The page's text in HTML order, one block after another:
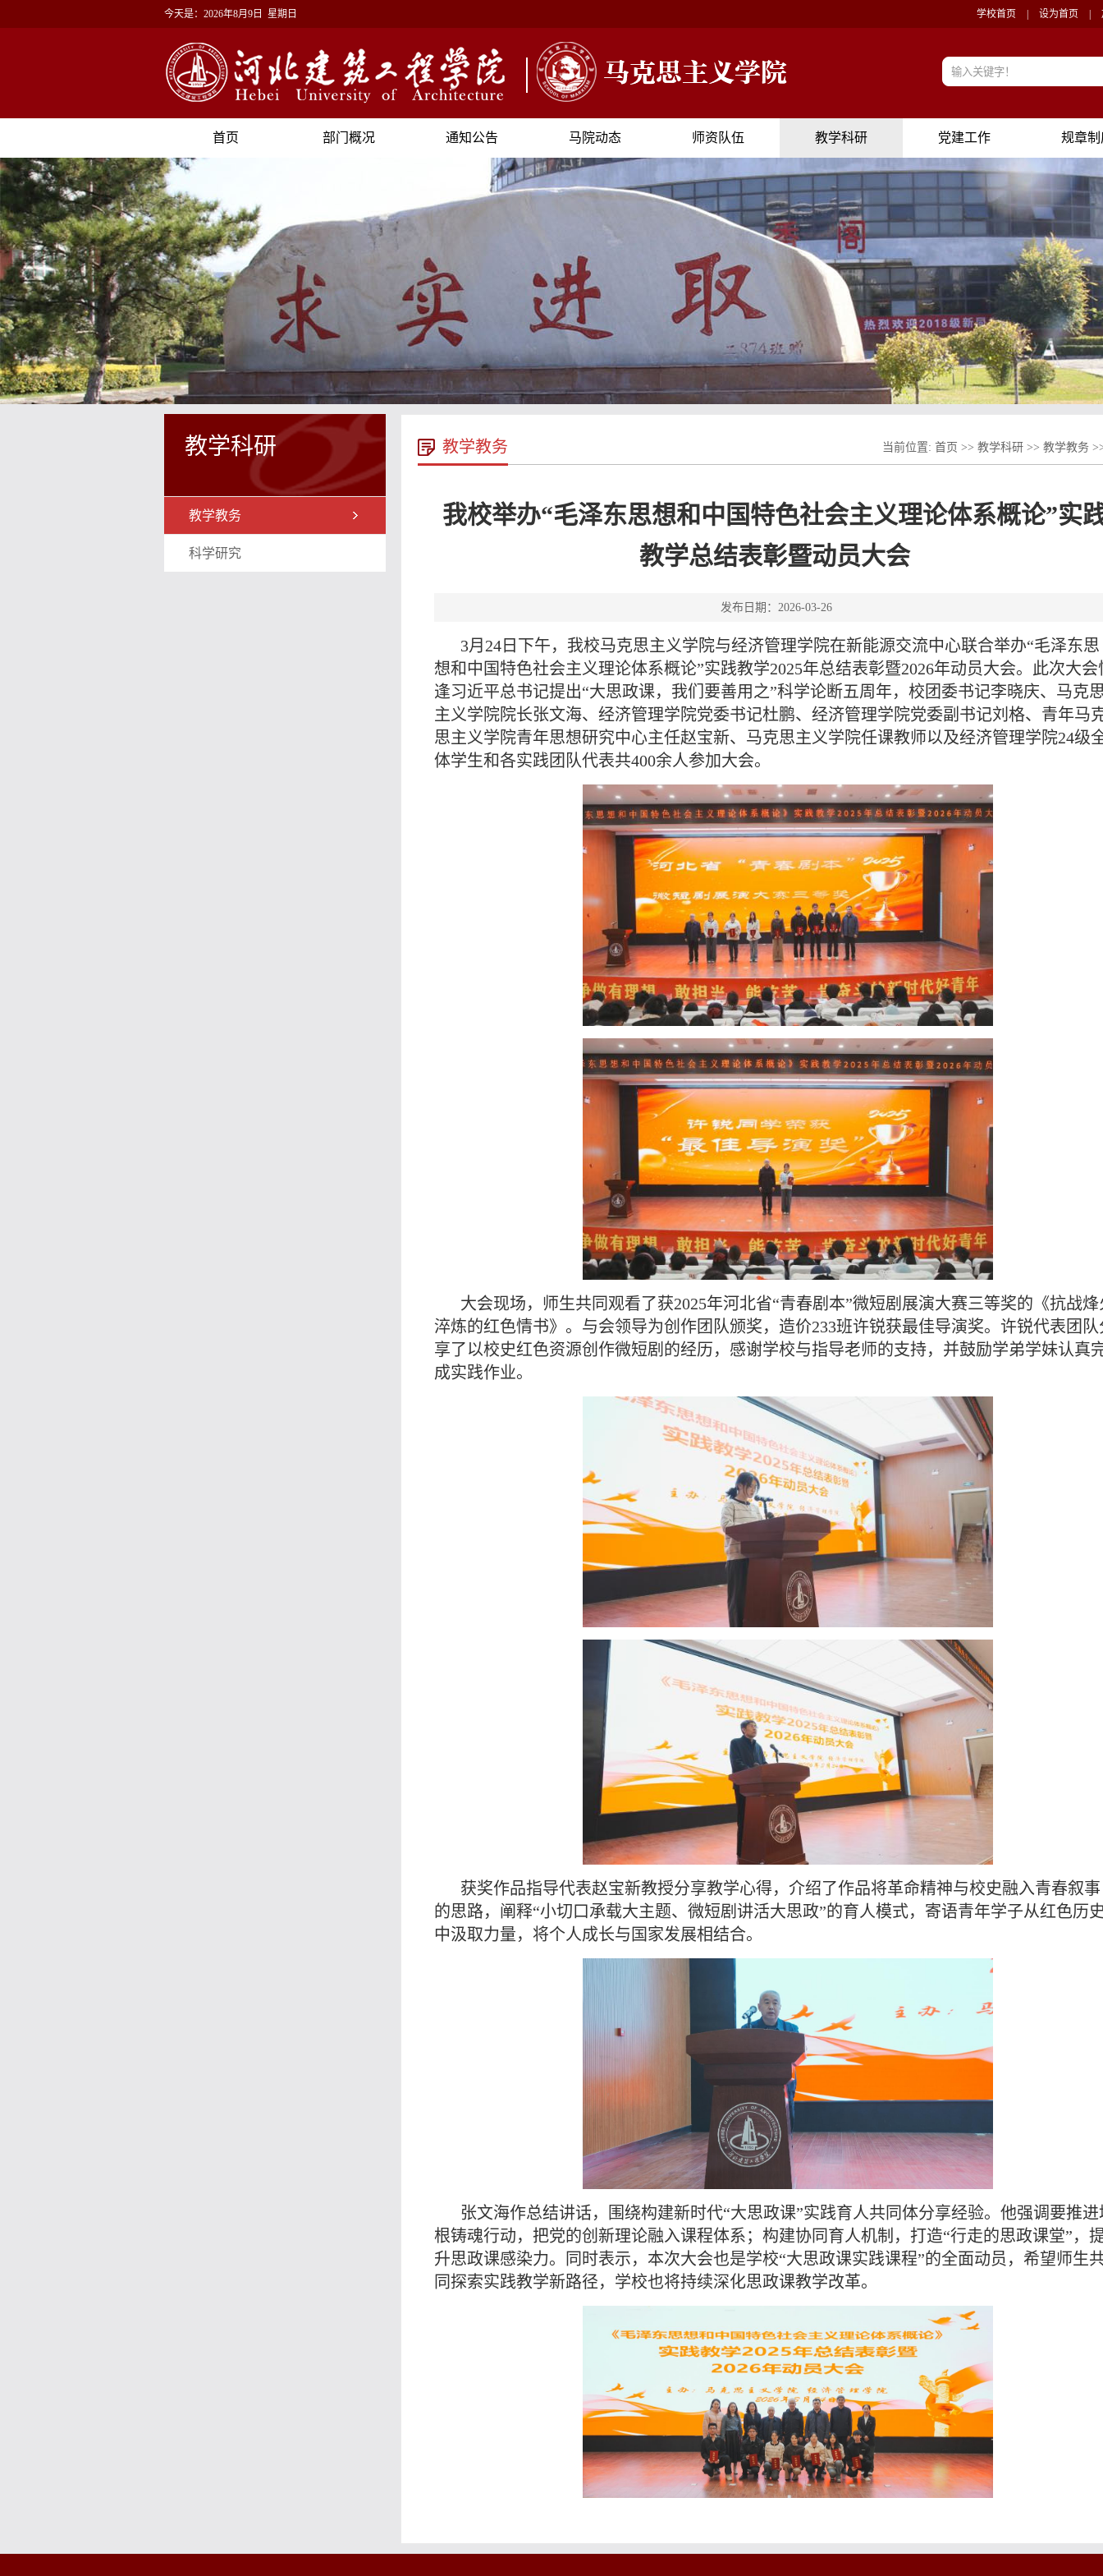
今天是： 2026年8月9日 星期日 学校首页 设为首页
首页 部门概况 通知公告 马院动态 师资队伍 教学科研 党建工作 规章制
教学科研
教学教务
科学研究
教学教务 当前位置: 首页 >> 教学科研 >> 教学教务
我校举办“毛泽东思想和中国特色社会主义理论体系概论”实
教学总结表彰暨动员大会
发布日期：2026-03-26
3月24日下午，我校马克思主义学院与经济管理学院在新能源交流中心联合举办“毛泽东思
想和中国特色社会主义理论体系概论”实践教学2025年总结表彰暨2026年动员大会。此次大会
逢习近平总书记提出“大思政课，我们要善用之”科学论断五周年，校团委书记李晓庆、马克
主义学院院长张文海、经济管理学院党委书记杜鹏、经济管理学院党委副书记刘格、青年马
思主义学院青年思想研究中心主任赵宝新、马克思主义学院任课教师以及经济管理学院24级
体学生和各实践团队代表共400余人参加大会。
大会现场，师生共同观看了获2025年河北省“青春剧本”微短剧展演大赛三等奖的《抗战烽
淬炼的红色情书》。与会领导为创作团队颁奖，造价233班许锐获最佳导演奖。许锐代表团队
享了以校史红色资源创作微短剧的经历，感谢学校与指导老师的支持，并鼓励学弟学妹认真
成实践作业。
获奖作品指导代表赵宝新教授分享教学心得，介绍了作品将革命精神与校史融入青春叙事
的思路，阐释“小切口承载大主题、微短剧讲活大思政”的育人模式，寄语青年学子从红色历
中汲取力量，将个人成长与国家发展相结合。
张文海作总结讲话，围绕构建新时代“大思政课”实践育人共同体分享经验。他强调要推进
根铸魂行动，把党的创新理论融入课程体系；构建协同育人机制，打造“行走的思政课堂”，
升思政课感染力。同时表示，本次大会也是学校“大思政课实践课程”的全面动员，希望师生
同探索实践教学新路径，学校也将持续深化思政课教学改革。